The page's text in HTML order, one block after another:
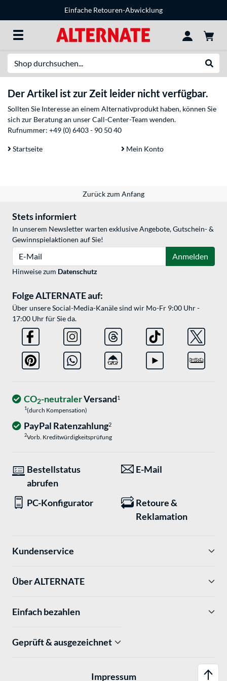
Einfache Retouren-Abwicklung
Der Artikel ist zur Zeit leider nicht verfügbar.
Sollten Sie Interesse an einem Alternativprodukt haben, können Sie
sich zur Beratung an unser Call-Center-Team wenden.
Rufnummer: +49 (0) 6403 - 90 50 40
Startseite Mein Konto
Zurück zum Anfang
Stets informiert
In unserem Newsletter warten exklusive Angebote, Gutschein- &
Gewinnspielaktionen auf Sie!
Anmelden
Hinweise zum Datenschutz
Folge ALTERNATE auf:
Über unsere Social-Media-Kanäle sind wir Mo-Fr 9:00 Uhr -
17:00 Uhr für Sie da.
CO2-neutralerVersand1
1(durch Kompensation)
PayPal Ratenzahlung2
2Vorb. Kreditwürdigkeitsprüfung
Bestellstatus
abrufen
E-Mail
PC-Konfigurator
Retoure &
Reklamation
Kundenservice
Über ALTERNATE
Einfach bezahlen
Geprüft & ausgezeichnet
Impressum